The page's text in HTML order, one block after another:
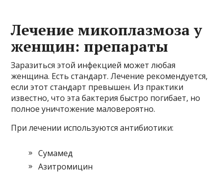
Лечение микоплазмоза у
женщин: препараты
Заразиться этой инфекцией может любая
женщина. Есть стандарт. Лечение рекомендуется,
если этот стандарт превышен. Из практики
известно, что эта бактерия быстро погибает, но
полное уничтожение маловероятно.
При лечении используются антибиотики:
Сумамед
Азитромицин